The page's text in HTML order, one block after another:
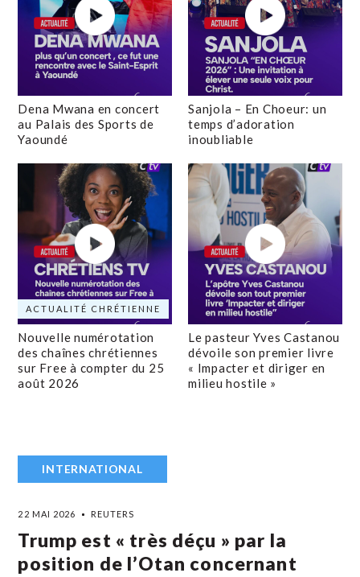
Dena Mwana en concert
au Palais des Sports de
Yaoundé
Sanjola – En Choeur: un
temps d’adoration
inoubliable
ACTUALITÉ CHRÉTIENNE
Nouvelle numérotation
des chaînes chrétiennes
sur Free à compter du 25
août 2026
Le pasteur Yves Castanou
dévoile son premier livre
« Impacter et diriger en
milieu hostile »
INTERNATIONAL
22 MAI 2026 REUTERS
Trump est « très déçu » par la
position de l’Otan concernant